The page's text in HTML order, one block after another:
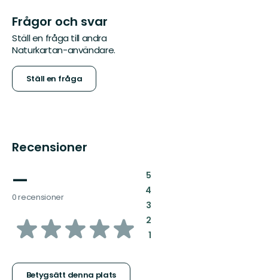
Frågor och svar
Ställ en fråga till andra
Naturkartan-användare.
Ställ en fråga
Recensioner
—
0 recensioner
av
Betygsätt denna plats
5:
4:
3:
2:
1: